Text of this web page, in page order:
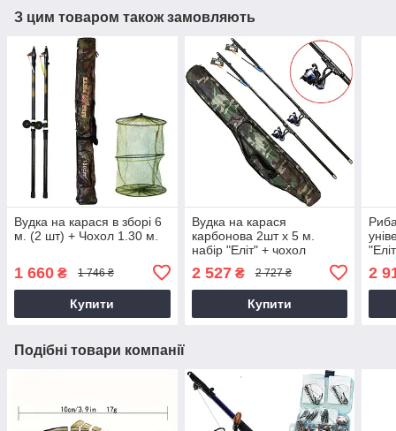
З цим товаром також замовляють
Вудка на карася в зборі 6
м. (2 шт) + Чохол 1.30 м.
1 660 ₴ 1 746 ₴
Купити
Вудка на карася
карбонова 2шт х 5 м.
набір "Еліт" + чохол
2 527₴ 2 727 ₴
Купити
2
Подібні товари компанії